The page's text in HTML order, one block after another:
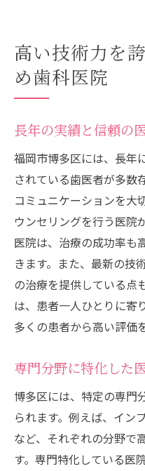
高い技術力を
め歯科医院
長年の実績と信頼の
福岡市博多区には、長年
されている歯医者が多数
コミュニケーションを大
ウンセリングを行う医院
医院は、治療の成功率も
きます。また、最新の技
の治療を提供している点
は、患者一人ひとりに寄
多くの患者から高い評価
専門分野に特化した
博多区には、特定の専門
られます。例えば、イン
など、それぞれの分野で
す。専門特化している医